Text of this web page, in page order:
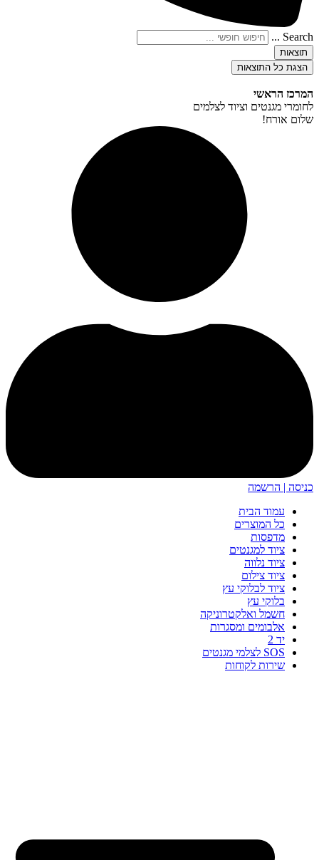
Search ...
תוצאות
הצגת כל התוצאות
המרכז הראשי
לחומרי מגנטים וציוד לצלמים
שלום אורח!
כניסה | הרשמה
עמוד הבית
כל המוצרים
מדפסות
ציוד למגנטים
ציוד נלווה
ציוד צילום
ציוד לבלוקי עץ
בלוקי עץ
חשמל ואלקטרוניקה
אלבומים ומסגרות
יד 2
SOS לצלמי מגנטים
שירות לקוחות